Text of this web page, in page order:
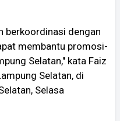
berkoordinasi dengan
membantu promosi-
Selatan," kata Faiz
Selatan, di
Selasa